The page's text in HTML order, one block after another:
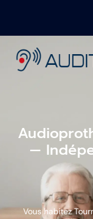
—
Vous habitez